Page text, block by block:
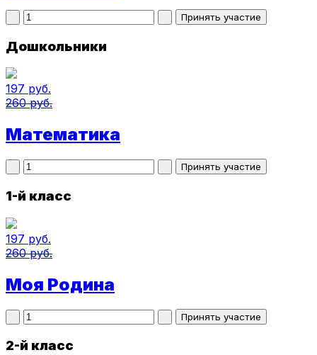
Дошкольники
197 руб.
260 руб.
Математика
1-й класс
197 руб.
260 руб.
Моя Родина
2-й класс